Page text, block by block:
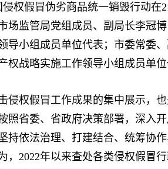
权假冒伪劣商品统一销毁行动在
场监管局党组成员、副局长李冠
导小组成员单位代表；市委常委
权战略实施工作领导小组成员单位
权假冒工作成果的集中展示，也
照省委、省政府决策部署，深入
持依法治理、打建结合、统筹协
，2022年以来查处各类侵权假冒